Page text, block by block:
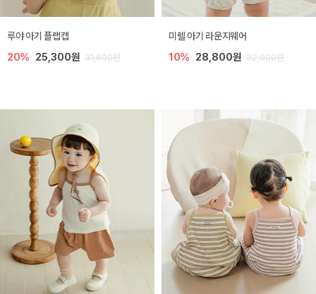
루야 아기 플랩캡
20% 25,300원 31,600원
미렐 아기 라운지웨어
10% 28,800원 32,000원